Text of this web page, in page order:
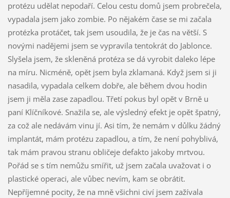
protézu udělat nepodaří. Celou cestu domů jsem probrečela,
vypadala jsem jako zombie. Po nějakém čase se mi začala
protézka protáčet, tak jsem usoudila, že je čas na větší. S
novými nadějemi jsem se vypravila tentokrát do Jablonce.
Slyšela jsem, že skleněná protéza se dá vyrobit daleko lépe
na míru. Nicméně, opět jsem byla zklamaná. Když jsem si ji
nasadila, vypadala celkem dobře, ale během dvou hodin
jsem ji měla zase zapadlou. Třetí pokus byl opět v Brně u
paní Klíčníkové. Snažila se, ale výsledný efekt je opět špatný,
za což ale nedávám vinu jí. Asi tím, že nemám v důlku žádný
implantát, mám protézu zapadlou, a tím, že není pohyblivá,
tak mám pravou stranu obličeje defakto jakoby mrtvou.
Pořád se s tím nemůžu smířit, už jsem začala uvažovat i o
plastické operaci, ale vůbec nevím, kam se obrátit.
Nepříjemné pocity, že na mně všichni civí jsem zažívala